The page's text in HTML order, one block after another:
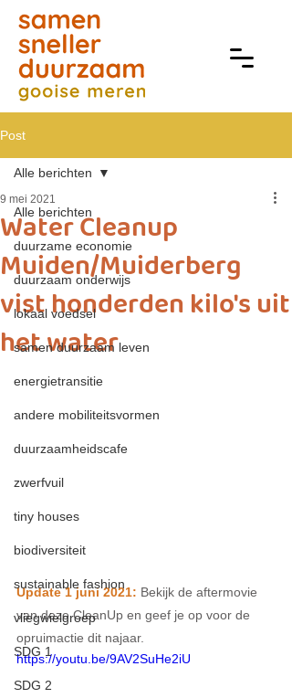
Post
Alle berichten
duurzame economie
duurzaam onderwijs
lokaal voedsel
samen duurzaam leven
energietransitie
andere mobiliteitsvormen
duurzaamheidscafe
zwerfvuil
tiny houses
biodiversiteit
sustainable fashion
vliegwielgroep
SDG 1
SDG 2
Alle berichten
Water Cleanup
Muiden/Muiderberg
vist honderden kilo's uit
het water
9 mei 2021
Update 1 juni 2021: Bekijk de aftermovie
van deze CleanUp en geef je op voor de
opruimactie dit najaar.
https://youtu.be/9AV2SuHe2iU